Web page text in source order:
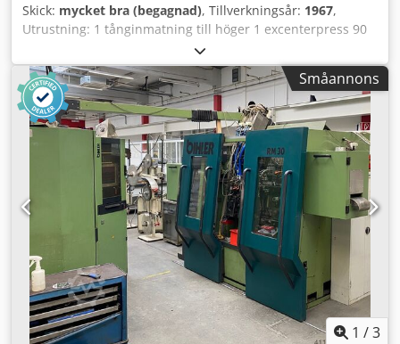
Skick: mycket bra (begagnad), Tillverkningsår: 1967,
Utrustning: 1 tånginmatning till höger 1 excenterpress 90
kN 2 smala slädeaggregat 3 normala slädeaggregat
Arbetsområde: Trådtjocklek: 0,5 - 3,5 mm Bandbredd: max
32 mm Inmatningslängd: max 170 mm Kapacitet: max
250/min Dodpfx Aksl D N Hvowsck
Småannons
1 /3